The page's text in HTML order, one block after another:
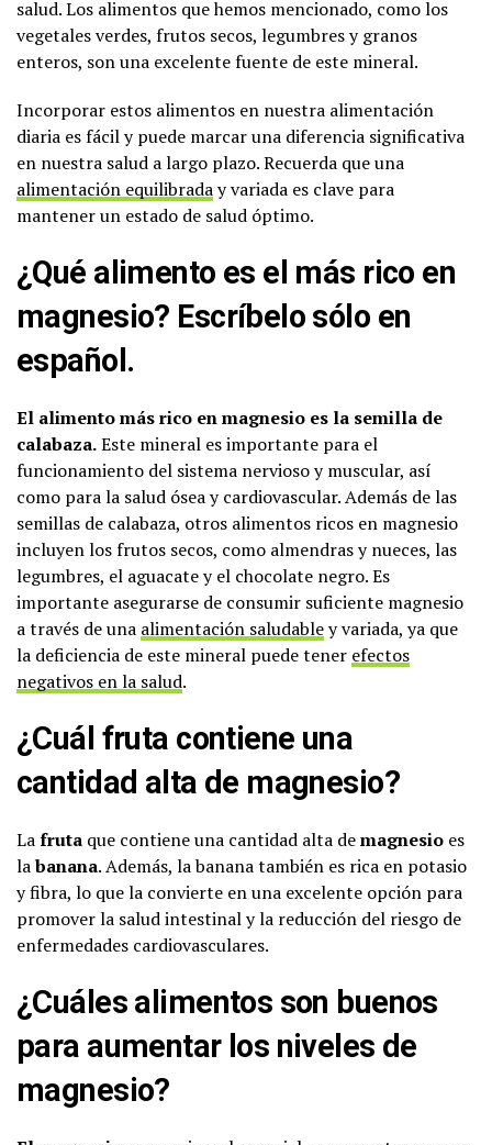
salud. Los alimentos que hemos mencionado, como los
vegetales verdes, frutos secos, legumbres y granos
enteros, son una excelente fuente de este mineral.
Incorporar estos alimentos en nuestra alimentación
diaria es fácil y puede marcar una diferencia significativa
en nuestra salud a largo plazo. Recuerda que una
alimentación equilibraday variada es clave para
mantener un estado de salud óptimo.
¿Qué alimento es el más rico en
magnesio? Escríbelo sólo en
español.
El alimento más rico en magnesio es la semilla de
calabaza.Este mineral es importante para el
funcionamiento del sistema nervioso y muscular, así
como para la salud ósea y cardiovascular. Además de las
semillas de calabaza, otros alimentos ricos en magnesio
incluyen los frutos secos, como almendras y nueces, las
legumbres, el aguacate y el chocolate negro. Es
importante asegurarse de consumir suficiente magnesio
a través de una alimentación saludabley variada, ya que
la deficiencia de este mineral puede tener efectos
negativos en la salud.
¿Cuál fruta contiene una
cantidad alta de magnesio?
Lafruta que contiene una cantidad alta demagnesio es
labanana. Además, la banana también es rica en potasio
y fibra, lo que la convierte en una excelente opción para
promover la salud intestinal y la reducción del riesgo de
enfermedades cardiovasculares.
¿Cuáles alimentos son buenos
para aumentar los niveles de
magnesio?